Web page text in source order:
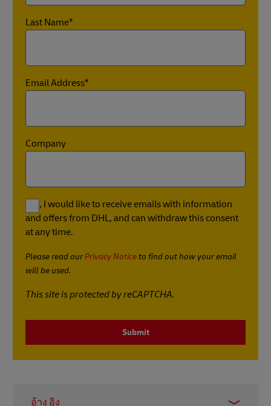
Last Name*
Email Address*
Company
Yes, I would like to receive emails with information
and offers from DHL, and can withdraw this consent
at any time.
Please read ourPrivacy Noticeto find out how your email
will be used.
This site is protected by reCAPTCHA.
Submit
อ้าง อิง